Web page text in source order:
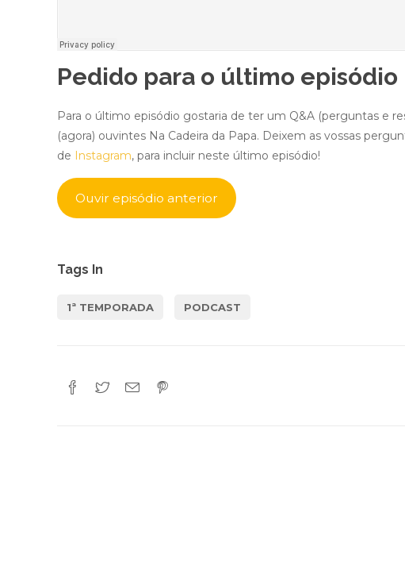
Pedido para o último episódio
Para o último episódio gostaria de ter um Q&A (perguntas e
(agora) ouvintes Na Cadeira da Papa. Deixem as vossas
de Instagram, para incluir neste último episódio!
Ouvir episódio anterior
Tags In
1ª TEMPORADA PODCAST